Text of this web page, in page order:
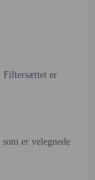
Filtersættet er
er velegnede